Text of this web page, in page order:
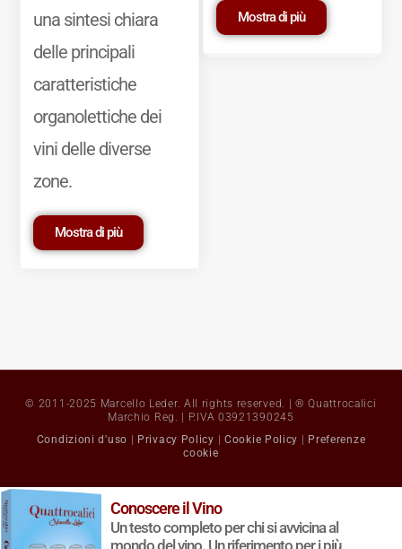
una sintesi chiara
delle principali
caratteristiche
organolettiche dei
vini delle diverse
zone.
Mostra di più
Mostra di più
© 2011-2025 Marcello Leder. All rights reserved. | ® Quattrocalici
Marchio Reg. | P.IVA 03921390245
Condizioni d'uso | Privacy Policy | Cookie Policy | Preferenze
cookie
Conoscere il Vino
Un testo completo per chi si avvicina al
mondo del vino. Un riferimento per i più